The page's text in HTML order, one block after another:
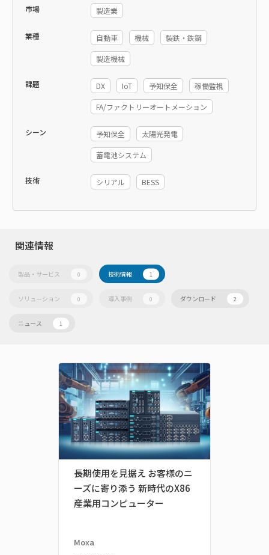
市場 製造業
業種 自動車 機械 製鉄・鉄鋼
製造機械
課題 DX IoT 予知保全 稼働監視
FA/ファクトリーオートメーション
シーン 予知保全 太陽光発電
蓄電池システム
技術 シリアル BESS
関連情報
製品・サービス 0 技術情報 1
ソリューション 0 導入事例 0 ダウンロード 2
ニュース 1
長期使用を見据え お客様のニ
ーズに寄り添う 新時代のX86
産業用コンピューター
Moxa